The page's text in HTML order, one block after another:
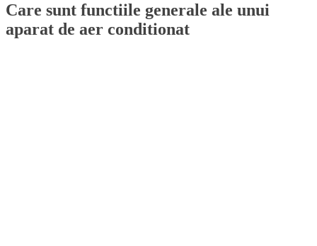
Care sunt functiile generale ale unui
aparat de aer conditionat